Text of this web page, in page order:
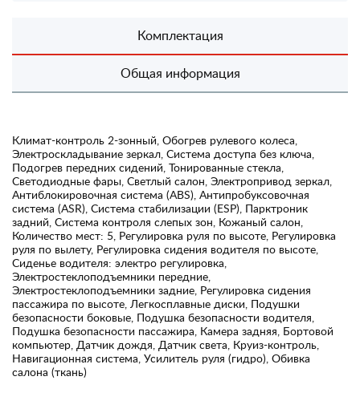
Комплектация
Общая информация
Климат-контроль 2-зонный, Обогрев рулевого колеса,
Электроскладывание зеркал, Система доступа без ключа,
Подогрев передних сидений, Тонированные стекла,
Светодиодные фары, Светлый салон, Электропривод зеркал,
Антиблокировочная система (ABS), Антипробуксовочная
система (ASR), Система стабилизации (ESP), Парктроник
задний, Система контроля слепых зон, Кожаный салон,
Количество мест: 5, Регулировка руля по высоте, Регулировка
руля по вылету, Регулировка сидения водителя по высоте,
Сиденье водителя: электро регулировка,
Электростеклоподъемники передние,
Электростеклоподъемники задние, Регулировка сидения
пассажира по высоте, Легкосплавные диски, Подушки
безопасности боковые, Подушка безопасности водителя,
Подушка безопасности пассажира, Камера задняя, Бортовой
компьютер, Датчик дождя, Датчик света, Круиз-контроль,
Навигационная система, Усилитель руля (гидро), Обивка
салона (ткань)